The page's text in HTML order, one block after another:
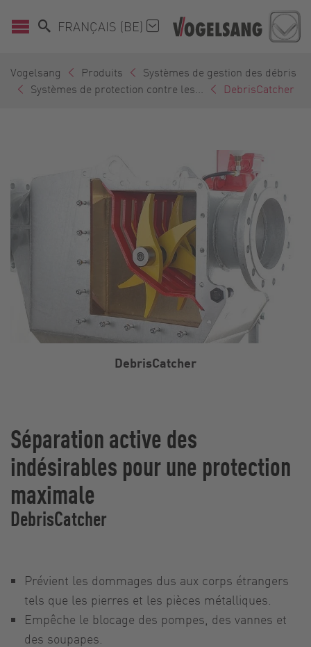
FRANÇAIS (BE)
Vogelsang Produits
Systèmes de gestion des débris
Systèmes de protection contre les...
DebrisCatcher
DebrisCatcher
Séparation active des
indésirables pour une protection
maximale
DebrisCatcher
Prévient les dommages dus aux corps étrangers
tels que les pierres et les pièces métalliques.
Empêche le blocage des pompes, des vannes et
des soupapes.